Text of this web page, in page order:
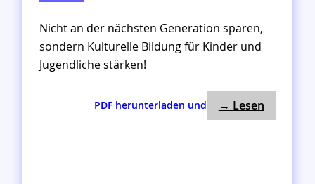
Nicht an der nächsten Generation sparen,
sondern Kulturelle Bildung für Kinder und
Jugendliche stärken!
PDF herunterladen und
A
→ Lesen: Aufruf